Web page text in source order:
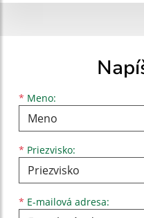
* Meno:
Meno
* Priezvisko:
Priezvisko
* E-mailová adresa:
E-mailová adresa